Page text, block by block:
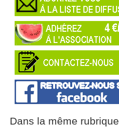
Dans la même rubrique